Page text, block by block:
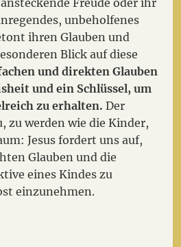
Freude oder ihr
unbeholfenes
ihren Glauben und
Blick auf diese
und direkten Glauben
und ein Schlüssel, um
zu erhalten. Der
zu werden wie die Kinder,
Jesus fordert uns auf,
Glauben und die
eines Kindes zu
einzunehmen.